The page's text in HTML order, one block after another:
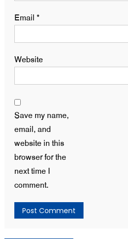
Email *
Website
Save my name,
email, and
website in this
browser for the
next time I
comment.